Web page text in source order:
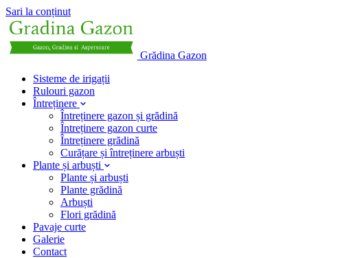
Sari la conținut
Grădina Gazon
Sisteme de irigații
Rulouri gazon
Întreținere
Întreținere gazon și grădină
Întreținere gazon curte
Întreținere grădină
Curățare și întreținere arbuști
Plante și arbuști
Plante și arbuști
Plante grădină
Arbuști
Flori grădină
Pavaje curte
Galerie
Contact